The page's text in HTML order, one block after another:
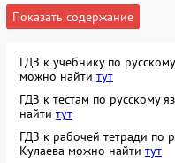
Показать содержание
ГДЗ к учебнику по
можно найти тут
ГДЗ к тестам по русскому
найти тут
ГДЗ к рабочей тетради по
Кулаева можно найти тут